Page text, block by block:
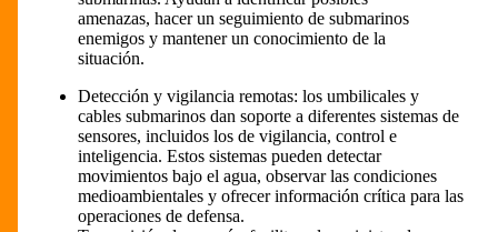
amenazas, hacer un seguimiento de submarinos
enemigos y mantener un conocimiento de la
situación.
Detección y vigilancia remotas: los umbilicales y
cables submarinos dan soporte a diferentes sistemas de
sensores, incluidos los de vigilancia, control e
inteligencia. Estos sistemas pueden detectar
movimientos bajo el agua, observar las condiciones
medioambientales y ofrecer información crítica para las
operaciones de defensa.